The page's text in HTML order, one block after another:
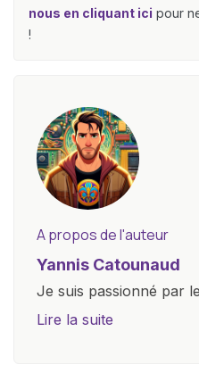
nous en cliquant ici pour
!
A propos de l'auteur
Yannis Catounaud
Je suis passionné par
plus jeune âge. Mon
Lire la suite